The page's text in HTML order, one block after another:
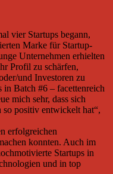
vier Startups begann,
Marke für Startup-
Unternehmen erhielten
Profil zu schärfen,
und Investoren zu
in Batch #6 – facettenreich
mich sehr, dass sich
so positiv entwickelt hat“,
erfolgreichen
konnten. Auch im
Startups in
und in top